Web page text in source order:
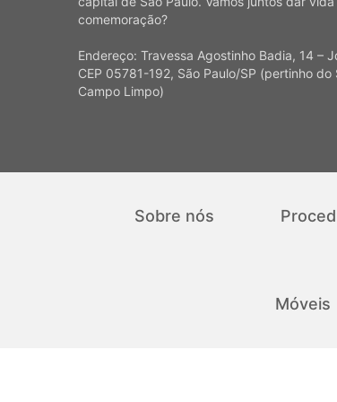
comemoração?
Endereço: Travessa Agostinho Badia, 14 –
CEP 05781-192, São Paulo/SP (pertinho do
Campo Limpo)
Sobre nós
Móveis